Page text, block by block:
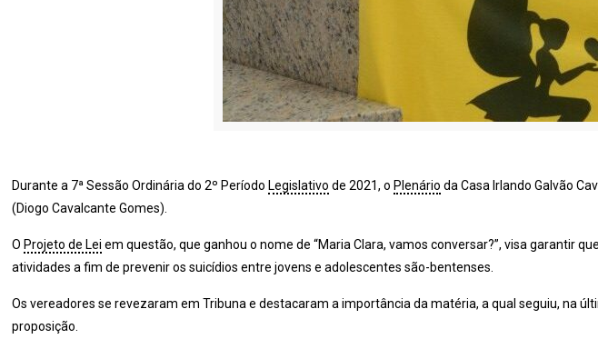
Durante a 7ª Sessão Ordinária do 2º Período Legislativo de 2021, o Plenário da Casa Irlando Galvão
(Diogo Cavalcante Gomes).
O Projeto de Lei em questão, que ganhou o nome de “Maria Clara, vamos conversar?”, visa garantir
atividades a fim de prevenir os suicídios entre jovens e adolescentes são-bentenses.
Os vereadores se revezaram em Tribuna e destacaram a importância da matéria, a qual seguiu, na
proposição.